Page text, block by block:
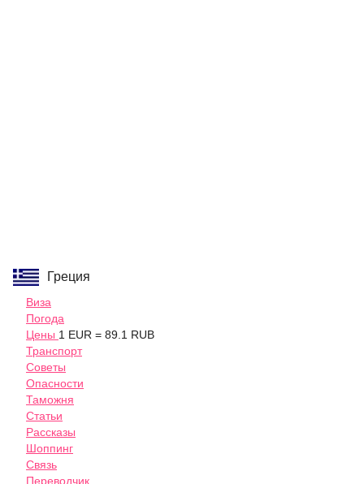
Греция
Виза
Погода
Цены 1 EUR = 89.1 RUB
Транспорт
Советы
Опасности
Таможня
Статьи
Рассказы
Шоппинг
Связь
Переводчик